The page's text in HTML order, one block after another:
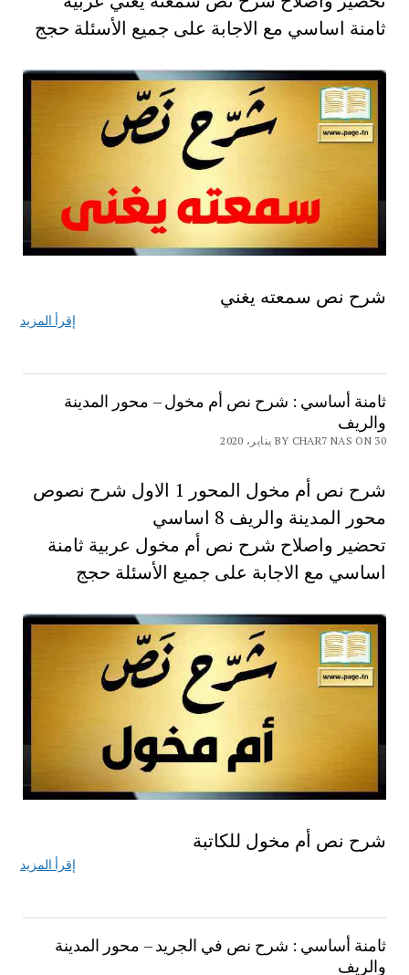
ثامنة اساسي مع الاجابة على جميع الأسئلة حجج
شرح نص سمعته يغني
إقرأ المزيد
ثامنة أساسي : شرح نص أم مخول – محور المدينة
والريف
BY CHAR7 NAS ON 30 يناير، 2020
شرح نص أم مخول المحور 1 الاول شرح نصوص
محور المدينة والريف 8 اساسي
تحضير واصلاح شرح نص أم مخول عربية ثامنة
اساسي مع الاجابة على جميع الأسئلة حجج
شرح نص أم مخول للكاتبة
إقرأ المزيد
ثامنة أساسي : شرح نص في الجريد – محور المدينة
والريف